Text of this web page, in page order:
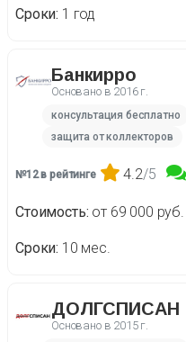
Сроки 1 год
Банкирро
Основано в 2016 г.
консультация бесплатно
защита от коллекторов
№12 в рейтинге 4.2/5
Стоимость от 69 000 руб.
Сроки 10 мес.
ДОЛГСПИСАН
Основано в 2015 г.